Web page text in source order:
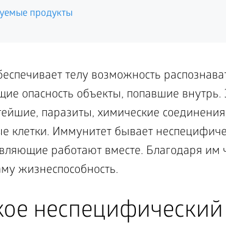
продукты
телу возможность
опасность объекты, попавшие внутрь.
паразиты, химические
клетки. Иммунитет бывает
работают вместе. Благодаря им
жизнеспособность.